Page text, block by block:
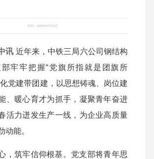
时间：2026年07月01日
讯 近年来，中铁三局六公司钢结构
牢牢把握“党旗所指就是团旗所
党建带团建，以思想铸魂、岗位建
、暖心育才为抓手，凝聚青年奋进
活力迸发生产一线，为企业高质量
动能。
筑牢信仰根基。党支部将青年思